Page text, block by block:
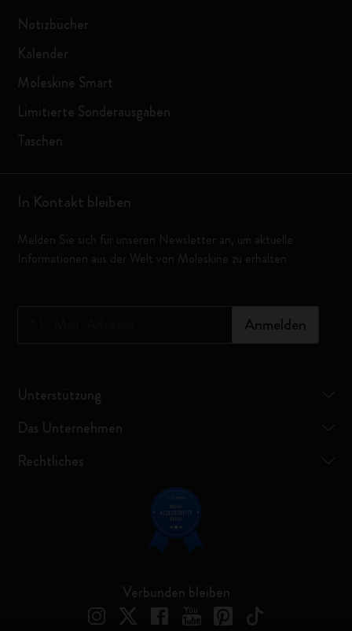
Notizbücher
Kalender
Moleskine Smart
Limitierte Sonderausgaben
Taschen
In Kontakt bleiben
Melden Sie sich für unseren Newsletter an, um aktuelle
Informationen aus der Welt von Moleskine zu erhalten
Anmelden
Unterstützung
Das Unternehmen
Rechtliches
Verbunden bleiben